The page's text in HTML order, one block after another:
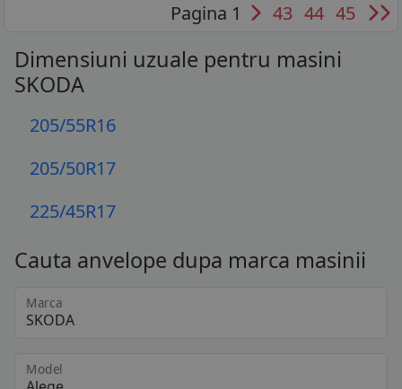
Pagina 1 43 44 45
Dimensiuni uzuale pentru masini
SKODA
205/55R16
205/50R17
225/45R17
Cauta anvelope dupa marca masinii
Marca
Model